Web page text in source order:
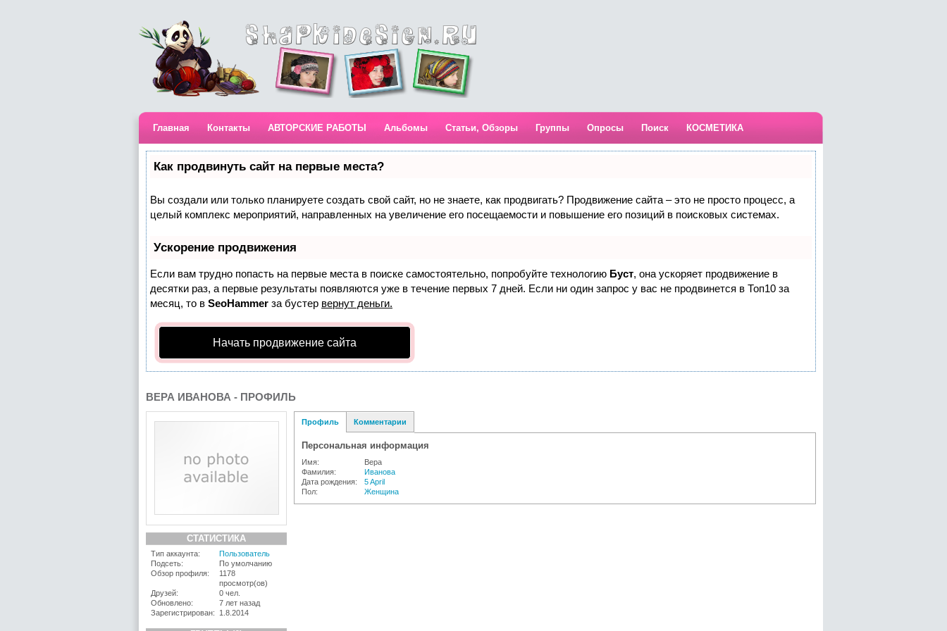
Главная Контакты АВТОРСКИЕ РАБОТЫ Альбомы Статьи, Обзоры Группы Опросы Поиск КОСМЕТИКА
Как продвинуть сайт на первые места?
Вы создали или только планируете создать свой сайт, но не знаете, как продвигать? Продвижение сайта – это не просто процесс, а
целый комплекс мероприятий, направленных на увеличение его посещаемости и повышение его позиций в поисковых системах.
Ускорение продвижения
Если вам трудно попасть на первые места в поиске самостоятельно, попробуйте технологию Буст, она ускоряет продвижение в
десятки раз, а первые результаты появляются уже в течение первых 7 дней. Если ни один запрос у вас не продвинется в Топ10 за
месяц, то в SeoHammer за бустер вернут деньги.
Начать продвижение сайта
ВЕРА ИВАНОВА - ПРОФИЛЬ
СТАТИСТИКА
Тип аккаунта:
Пользователь
Подсеть:
По умолчанию
Обзор профиля:
1178
просмотр(ов)
Друзей:
0 чел.
Обновлено:
7 лет назад
Зарегистрирован: 1.8.2014
Профиль Комментарии
Персональная информация
Имя:
Вера
Фамилия:
Иванова
Дата рождения:
5 April
Пол:
Женщина